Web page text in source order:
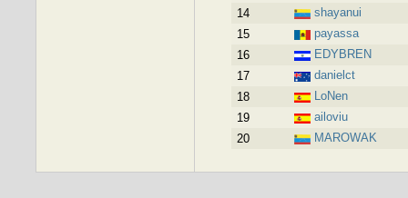
14
shayanui
15
payassa
16
EDYBREN
17
danielct
18
LoNen
19
ailoviu
20
MAROWAK